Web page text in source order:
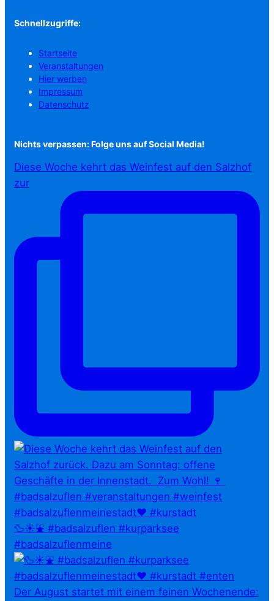
Schnellzugriffe:
Startseite
Veranstaltungen
Hier werben
Impressum
Datenschutz
Nichts verpassen: Folge uns auf Social Media!
Diese Woche kehrt das Weinfest auf den Salzhof
zur
🦆☀️⛲ #badsalzuflen #kurparksee
#badsalzuflenmeine
Der August startet mit einem feinen Wochenende: